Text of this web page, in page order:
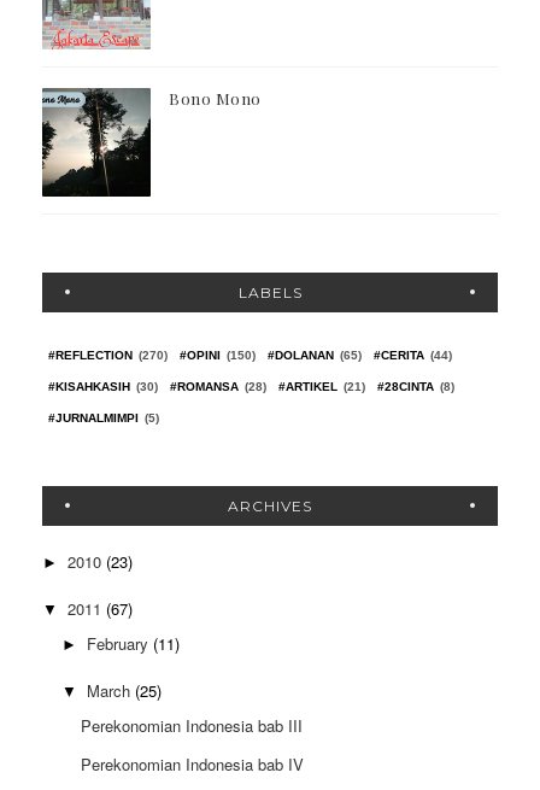
Bono Mono
LABELS
#REFLECTION (270) #OPINI (150) #DOLANAN (65) #CERITA (44)
#KISAHKASIH (30) #ROMANSA (28) #ARTIKEL (21) #28CINTA (8)
#JURNALMIMPI (5)
ARCHIVES
► 2010 (23)
▼ 2011 (67)
► February (11)
▼ March (25)
Perekonomian Indonesia bab III
Perekonomian Indonesia bab IV